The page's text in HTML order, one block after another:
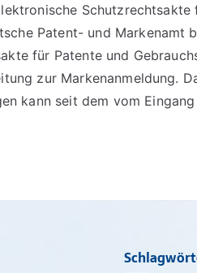
Schutzrechtsakte
Patent- und Markenamt
für Patente und
zur Markenanmeldung.
kann seit dem vom